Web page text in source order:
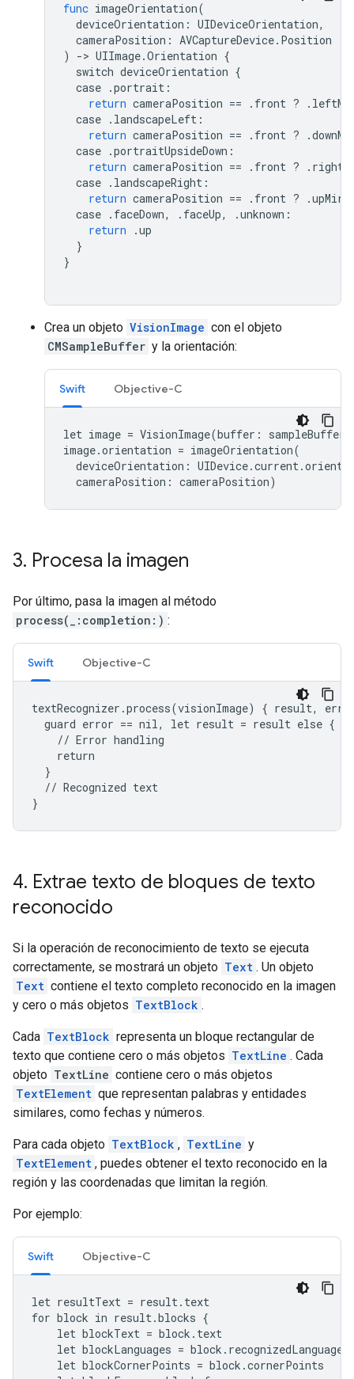
func imageOrientation(
deviceOrientation : UIDeviceOrientation,
cameraPosition : AVCaptureDevice. Position
)
-> UIImage.Orientation {
switch deviceOrientation {
case .portrait :
return cameraPosition == . front ? .
case . landscapeLeft :
return cameraPosition == . front ? .
case .portraitUpsideDown :
return cameraPosition == . front ? .
case . landscapeRight :
return cameraPosition == . front ? .
case . faceDown, . faceUp, .unknown :
return
.up
}
}
Crea un objeto VisionImage con el objeto
CMSampleBuffer y la orientación:
Swift Objective-C
let image = VisionImage(buffer : sampleBuffer
image.orientation = imageOrientation(
deviceOrientation : UIDevice.current.
cameraPosition : cameraPosition)
3. Procesa la imagen
Por último, pasa la imagen al método
process(_:completion:) :
Swift Objective-C
textRecognizer.process(visionImage) { result,
  guard error == nil, let result = result else {
    // Error handling
    return
  }
  // Recognized text
}
4. Extrae texto de bloques de texto
reconocido
Si la operación de reconocimiento de texto se ejecuta
correctamente, se mostrará un objeto Text . Un objeto
Text contiene el texto completo reconocido en la imagen
y cero o más objetos TextBlock .
Cada TextBlock representa un bloque rectangular de
texto que contiene cero o más objetos TextLine . Cada
objeto TextLine contiene cero o más objetos
TextElement que representan palabras y entidades
similares, como fechas y números.
Para cada objeto TextBlock , TextLine y
TextElement , puedes obtener el texto reconocido en la
región y las coordenadas que limitan la región.
Por ejemplo:
Swift Objective-C
let resultText = result.text
for block in result.blocks {
    let blockText = block.text
    let blockLanguages = block.recognizedLanguages
    let blockCornerPoints = block.cornerPoints